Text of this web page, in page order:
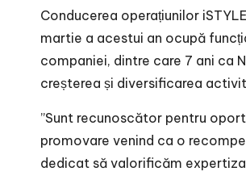
Conducerea operațiunilor
martie a acestui an ocupă
companiei, dintre care 7 ani ca
creșterea și diversificarea
”Sunt recunoscător pentru
promovare venind ca o
dedicat să valorificăm